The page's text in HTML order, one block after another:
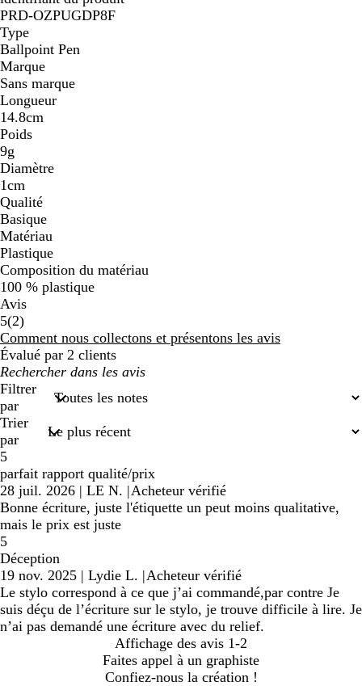
PRD-OZPUGDP8F
Type
Ballpoint Pen
Marque
Sans marque
Longueur
14.8cm
Poids
9g
Diamètre
1cm
Qualité
Basique
Matériau
Plastique
Composition du matériau
100 % plastique
Avis
5(22
avis
)
Comment nous collectons et présentons les avis
Évalué par 2 clients
Mes
recherches
saisies
Filtrer
par
Trier
par
5
parfait rapport qualité/prix
28 juil. 2026 | LE N. |Acheteur vérifié
Bonne écriture, juste l'étiquette un peut moins qualitative,
mais le prix est juste
5
Déception
19 nov. 2025 | Lydie L. |Acheteur vérifié
Le stylo correspond à ce que j’ai commandé,par contre Je
suis déçu de l’écriture sur le stylo, je trouve difficile à lire. Je
n’ai pas demandé une écriture avec du relief.
Affichage des avis 1-2
Faites appel à un graphiste
Confiez-nous la création !